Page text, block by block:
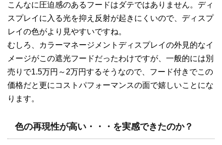
こんなに圧迫感のあるフードはダテではありません。ディ
スプレイに入る光を抑え反射が起きにくいので、ディスプ
レイの色がより見やすいですね。
むしろ、カラーマネージメントディスプレイの外見的なイ
メージがこの遮光フードだったわけですが、一般的には別
売りで1.5万円～2万円するそうなので、フード付きでこの
価格だと更にコストパフォーマンスの面で嬉しいことにな
ります。
色の再現性が高い・・・を実感できたのか？